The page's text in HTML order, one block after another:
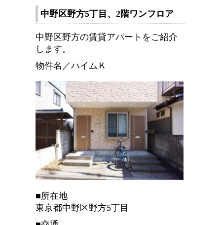
中野区野方5丁目、2階ワンフロア
中野区野方の賃貸アパートをご紹介
します。
物件名／ハイムＫ
■所在地
東京都中野区野方5丁目